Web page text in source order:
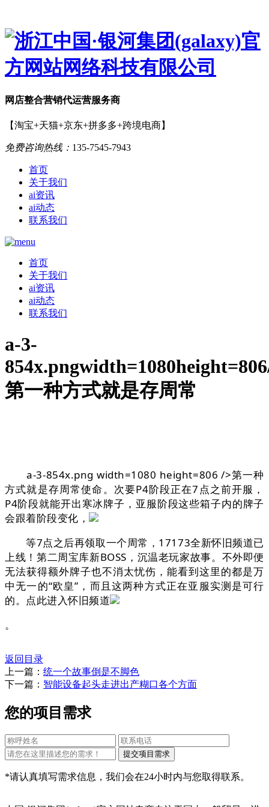
网店整合营销代运营服务商
【淘宝+天猫+京东+拼多多+跨境电商】
免费咨询热线： 135-7545-7943
首页
关于我们
ai资讯
ai动态
联系我们
首页
关于我们
ai资讯
ai动态
联系我们
a-3-
第一种方式就是存周常
a-3-854x.png width=1080 height=806 />第一种
方式就是存周常使命。次要P4阶段正在7点之前开服，
P4阶段就能开出寒冰牌子，亚服阶段这些箱子内的牌子
会跟着阶段变化，
等7点之后再领取一个周常，17173全新怀旧频道已
上线！第二周宝库新BOSS，沉温老玩家故事。不外即便
无法获得额外牌子也不消太忧伤，能看到这里的都是万
中无一的“欧皇”，而且这两种方式正在亚服实测是可行
的。点此进入怀旧频道
。
返回目录
上一篇： 统一个故事倒是不脚色
下一篇： 智能设备起头走进出产糊口各个方面
您的项目需求
*请认真填写需求信息，我们会在24小时内与您取得联系。